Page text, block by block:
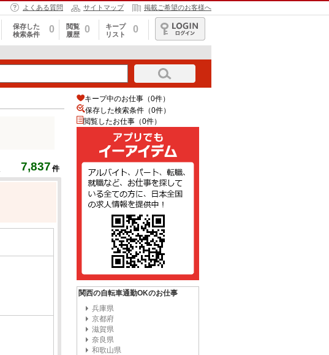
よくある質問 サイトマップ 掲載ご希望のお客様へ
保存した
検索条件
0
閲覧
履歴
0
キープ
リスト
0
ログイン
7,837 件
キープ中のお仕事（0件）
保存した検索条件（0件）
閲覧したお仕事（0件）
関西の自転車通勤OKのお仕事
兵庫県
京都府
滋賀県
奈良県
和歌山県